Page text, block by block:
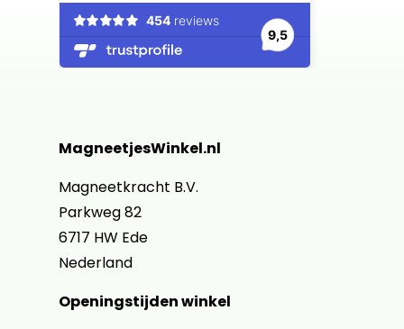
MagneetjesWinkel.nl
Magneetkracht B.V.
Parkweg 82
6717 HW Ede
Nederland
Openingstijden winkel